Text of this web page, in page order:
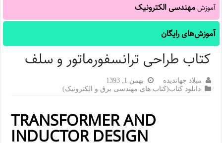
آموزشمهندسی الکترونیک
آموزش‌های رایگان
کتاب طراحی ترانسفورماتور و سلف
میلاد جهاندیده
بهمن 1, 1393
دانلود کتاب(کتاب های مهندسی برق و الکترونیک)
TRANSFORMER AND
INDUCTOR DESIGN